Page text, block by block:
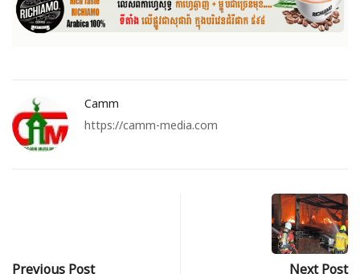
Camm
https://camm-media.com
Previous Post Next Post